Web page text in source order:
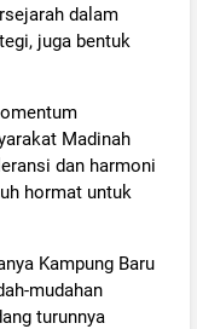
dalam
juga bentuk
Madinah
dan harmoni
hormat untuk
Kampung Baru
mudahan
turunnya